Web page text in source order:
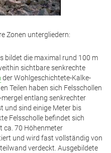
Zonen untergliedern:
bildet die maximal rund 100 m
sichtbare senkrechte
der Wohlgeschichtete-Kalke-
Teilen haben sich Felsschollen
entlang senkrechter
und sind einige Meter bis
Felsscholle befindet sich
ca. 70 Höhenmeter
und wird fast vollständig von
verdeckt. Ausgebildete